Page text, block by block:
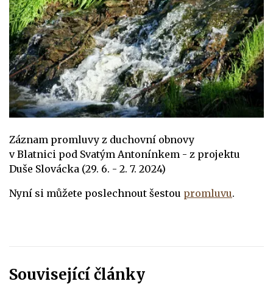
Záznam promluvy z duchovní obnovy
v Blatnici pod Svatým Antonínkem - z projektu
Duše Slovácka (29. 6. - 2. 7. 2024)
Nyní si můžete poslechnout šestou promluvu.
Související články